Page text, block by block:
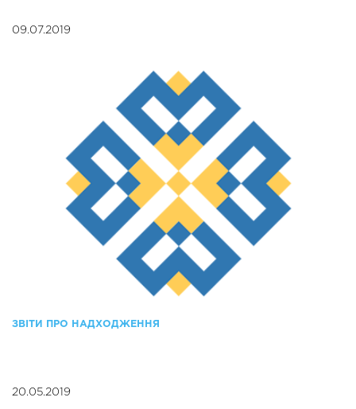
09.07.2019
ЗВІТИ ПРО НАДХОДЖЕННЯ
20.05.2019